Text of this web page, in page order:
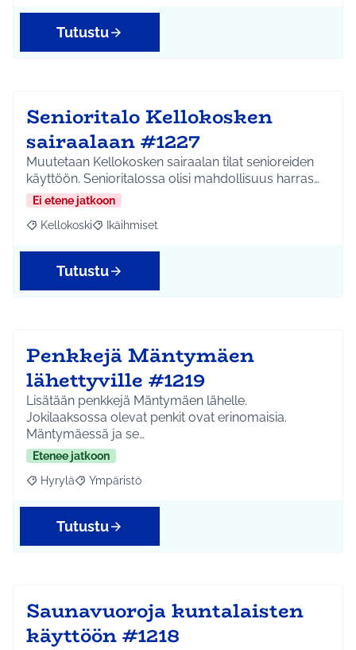
Tutustu
Senioritalo Kellokosken
sairaalaan #1227
Muutetaan Kellokosken sairaalan tilat senioreiden
käyttöön. Senioritalossa olisi mahdollisuus harras…
Ei etene jatkoon
Rajaa tulokset aihepiirin mukaan: Kellokoski
Kellokoski Rajaa tulokset teeman mukaan: Ikäihmiset
Ikäihmiset
Tutustu
Penkkejä Mäntymäen
lähettyville #1219
Lisätään penkkejä Mäntymäen lähelle.
Jokilaaksossa olevat penkit ovat erinomaisia.
Mäntymäessä ja se…
Etenee jatkoon
Rajaa tulokset aihepiirin mukaan: Hyrylä
Hyrylä Rajaa tulokset teeman mukaan: Ympäristö
Ympäristö
Tutustu
Saunavuoroja kuntalaisten
käyttöön #1218